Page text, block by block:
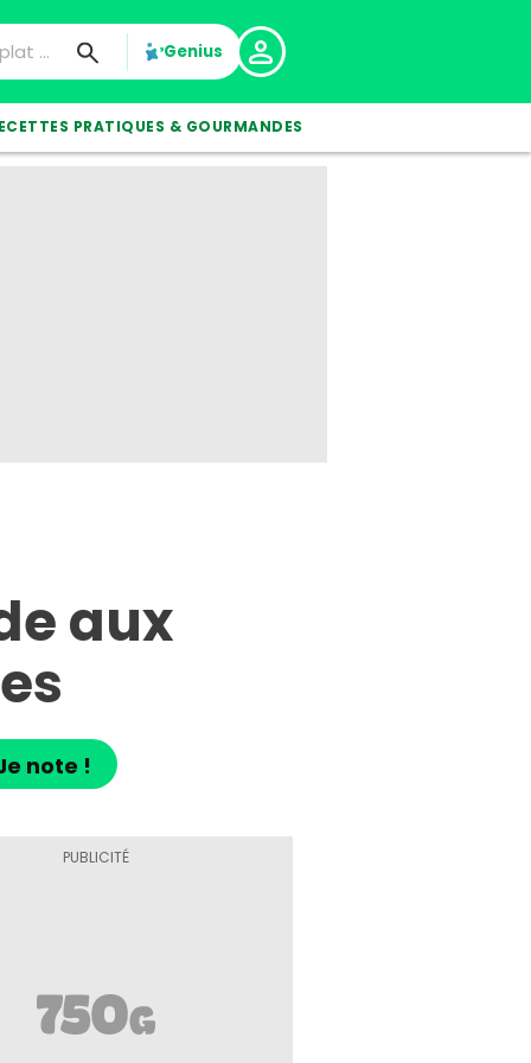
Genius
PRATIQUES & GOURMANDES
aux
note !